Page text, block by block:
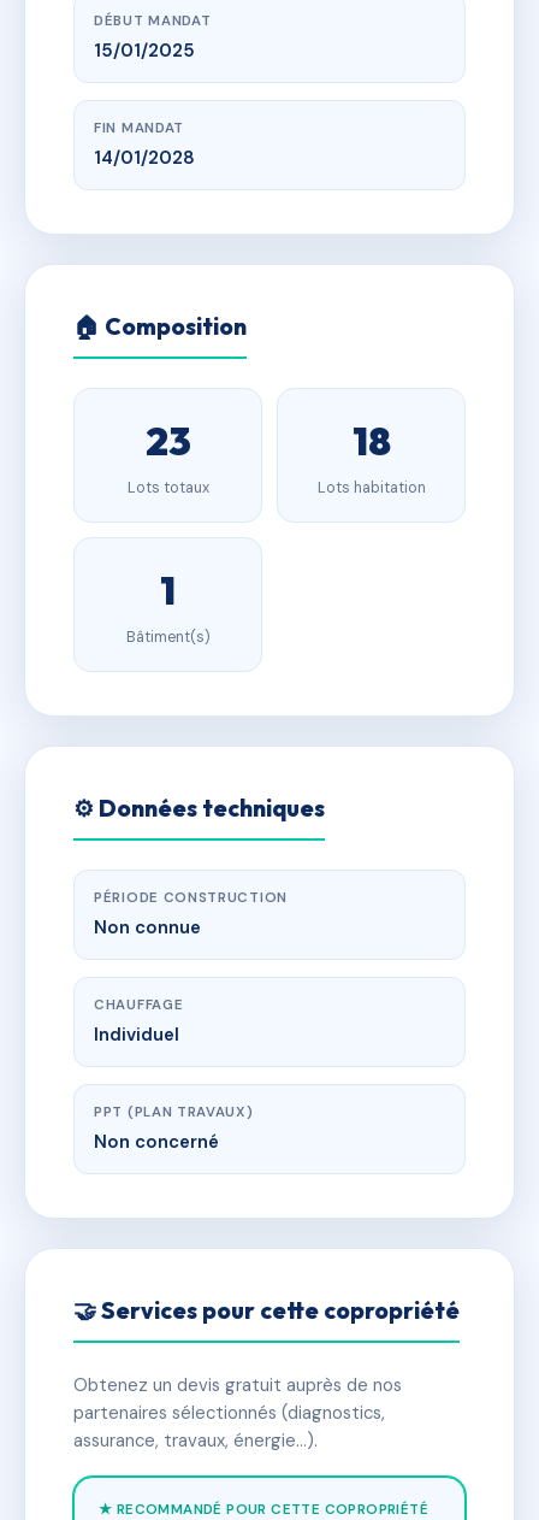
DÉBUT MANDAT
15/01/2025
FIN MANDAT
14/01/2028
🏠 Composition
23
Lots totaux
18
Lots habitation
1
Bâtiment(s)
⚙️ Données techniques
PÉRIODE CONSTRUCTION
Non connue
CHAUFFAGE
Individuel
PPT (PLAN TRAVAUX)
Non concerné
🤝 Services pour cette copropriété
Obtenez un devis gratuit auprès de nos
partenaires sélectionnés (diagnostics,
assurance, travaux, énergie…).
★ RECOMMANDÉ POUR CETTE COPROPRIÉTÉ